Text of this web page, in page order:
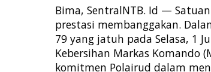
Bima, SentralNTB. Id —
prestasi membanggakan.
79 yang jatuh pada Selasa, 1
Kebersihan Markas Komando
komitmen Polairud dalam